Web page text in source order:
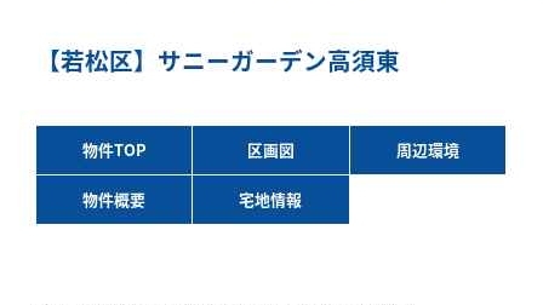
家づくりのこだわり
の4つのポイントを詳しく紹介します。
テクノロジー
「断熱・省エネ・快適」「構造・耐震・制震」
「健康・安心・保証」の3つに分けてご説明いた
ZEH
【若松区】サニーガーデン高須東
物件TOP 区画図 周辺環境
物件概要 宅地情報